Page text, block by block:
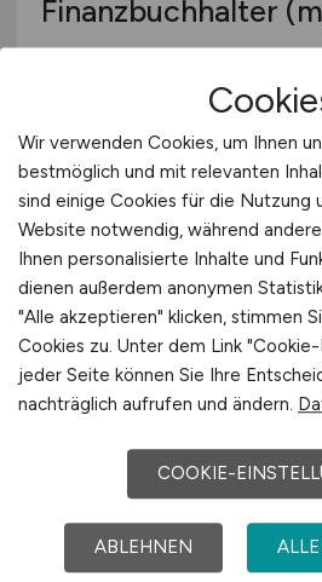
Finanzbuchhalter
Nürnberg
Hays
20.06.2026
Wir verwenden Cookies, um Ihnen
bestmöglich und mit relevanten
sind einige Cookies für die Nutzung
Website notwendig, während
Ihnen personalisierte Inhalte und
dienen außerdem anonymen
"Alle akzeptieren" klicken, stimmen
Cookies zu. Unter dem Link
jeder Seite können Sie Ihre
nachträglich aufrufen und ändern.
COOKIE-
ABLEHNEN